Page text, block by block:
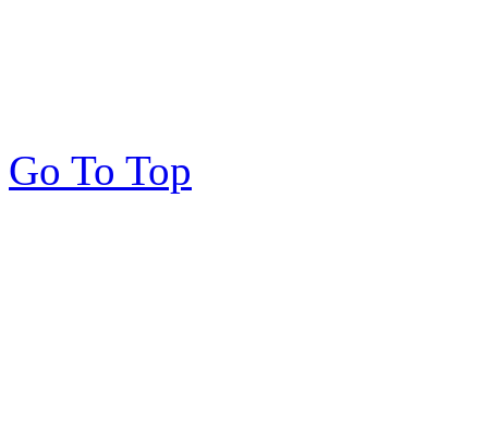
Go To Top